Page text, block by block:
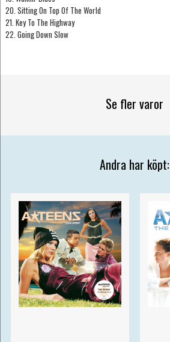
20. Sitting On Top Of The World
21. Key To The Highway
22. Going Down Slow
Se fler varor
Andra har köpt: